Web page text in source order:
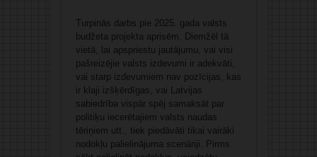
Turpinās darbs pie 2025. gada valsts
budžeta projekta aprisēm. Diemžēl tā
vietā, lai apspriestu jautājumu, vai visi
pašreizējie valsts izdevumi ir adekvāti,
vai starp izdevumiem nav pozīcijas, kas
ir klaji izšķērdīgas, vai Latvijas
sabiedrība vispār spēj samaksāt par
politiķu iecerētajiem valsts naudas
tēriņiem utt., tiek piedāvāti tikai vairāki
nodokļu palielinājuma scenāriji. Pirms